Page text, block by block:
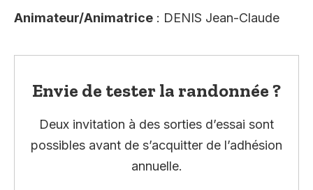
Animateur/Animatrice : DENIS Jean-Claude
Envie de tester la randonnée ?
Deux invitation à des sorties d’essai sont
possibles avant de s’acquitter de l’adhésion
annuelle.